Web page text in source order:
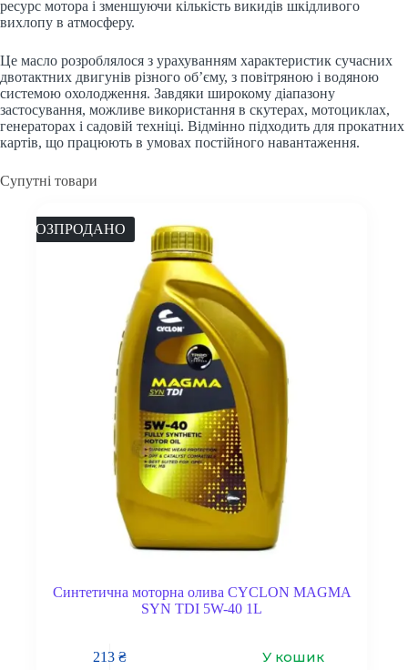
ресурс мотора і зменшуючи кількість викидів шкідливого
вихлопу в атмосферу.
Це масло розроблялося з урахуванням характеристик сучасних
двотактних двигунів різного об’єму, з повітряною і водяною
системою охолодження. Завдяки широкому діапазону
застосування, можливе використання в скутерах, мотоциклах,
генераторах і садовій техніці. Відмінно підходить для прокатних
картів, що працюють в умовах постійного навантаження.
Супутні товари
РОЗПРОДАНО
Синтетична моторна олива CYCLON MAGMA
SYN TDI 5W-40 1L
213₴ У кошик